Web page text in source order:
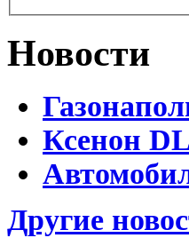
Новости
Ксенон
Другие